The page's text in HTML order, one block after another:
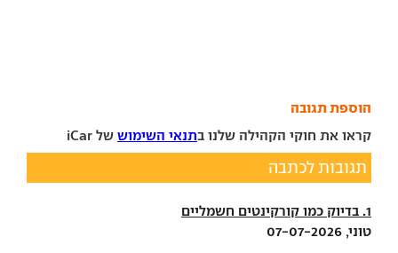
הוספת תגובה
קראו את חוקי הקהילה שלנו בתנאי השימוש של iCar
תגובות לכתבה
1. בדיוק כמו קורקינטים חשמליים
טוני, 07-07-2026